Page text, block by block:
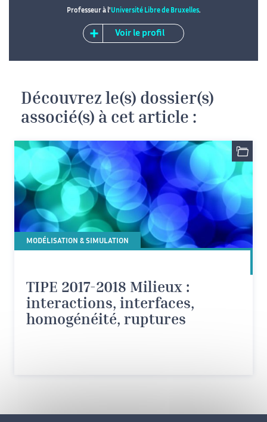
Professeur à l' Université Libre de Bruxelles.
Voir le profil
Découvrez le(s) dossier(s)
associé(s) à cet article :
MODÉLISATION & SIMULATION
TIPE 2017-2018 Milieux :
interactions, interfaces,
homogénéité, ruptures